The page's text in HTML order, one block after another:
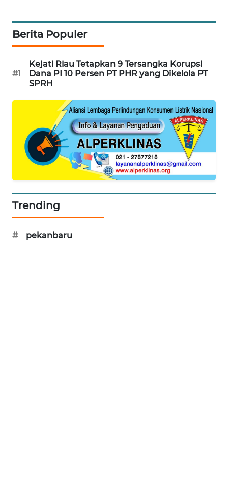
Berita Populer
#1
Kejati Riau Tetapkan 9 Tersangka Korupsi
Dana PI 10 Persen PT PHR yang Dikelola PT
SPRH
Trending
# pekanbaru
WAHANA
OTOMOTIF
WAHANA
HEALTH
WISATA
LAPAK
Network
KONSUMEN